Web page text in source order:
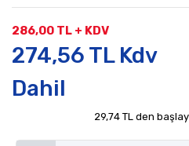
286,00 TL + KDV
274,56 TL Kdv
Dahil
29,74 TL den